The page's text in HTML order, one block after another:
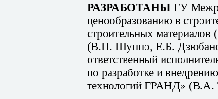
РАЗРАБОТАНЫ ГУ
ценообразованию в
строительных
(В.П. Шуппо, Е.Б.
ответственный
по разработке и
технологий ГРАНД» (В.А.